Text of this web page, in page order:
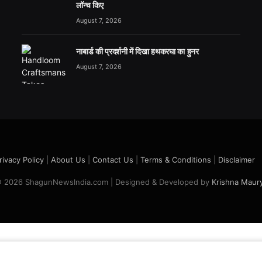
लॉन्च किए
August 7, 2026
नाबार्ड की प्रदर्शनी में दिखा हथकरघा का हुनर
August 7, 2026
Policy| About Us Contact Us Terms & Conditions Disclaimer
2026 ShagunNewsIndia.com | Designed & Developed by Krishna